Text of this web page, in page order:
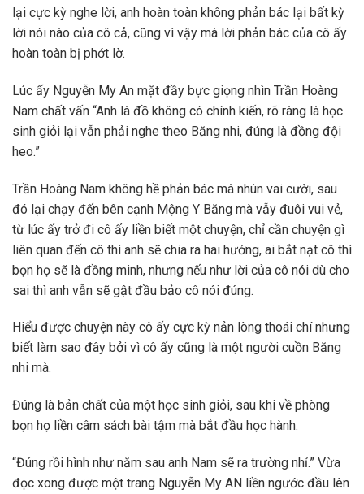
lại cực kỳ nghe lời, anh hoàn toàn không phản bác lại bất kỳ
lời nói nào của cô cả, cũng vì vậy mà lời phản bác của cô ấy
hoàn toàn bị phớt lờ.
Lúc ấy Nguyễn My An mặt đầy bực giọng nhìn Trần Hoàng
Nam chất vấn “Anh là đồ không có chính kiến, rõ ràng là học
sinh giỏi lại vẫn phải nghe theo Băng nhi, đúng là đồng đội
heo.”
Trần Hoàng Nam không hề phản bác mà nhún vai cười, sau
đó lại chạy đến bên cạnh Mộng Y Băng mà vẫy đuôi vui vẻ,
từ lúc ấy trở đi cô ấy liền biết một chuyện, chỉ cần chuyện gì
liên quan đến cô thì anh sẽ chia ra hai hướng, ai bắt nạt cô thì
bọn họ sẽ là đồng minh, nhưng nếu như lời của cô nói dù cho
sai thì anh vẫn sẽ gật đầu bảo cô nói đúng.
Hiểu được chuyện này cô ấy cực kỳ nản lòng thoái chí nhưng
biết làm sao đây bởi vì cô ấy cũng là một người cuồn Băng
nhi mà.
Đúng là bản chất của một học sinh giỏi, sau khi về phòng
bọn họ liền câm sách bài tậm mà bắt đầu học hành.
“Đúng rồi hình như năm sau anh Nam sẽ ra trường nhỉ.” Vừa
đọc xong được một trang Nguyễn My AN liền ngước đầu lên